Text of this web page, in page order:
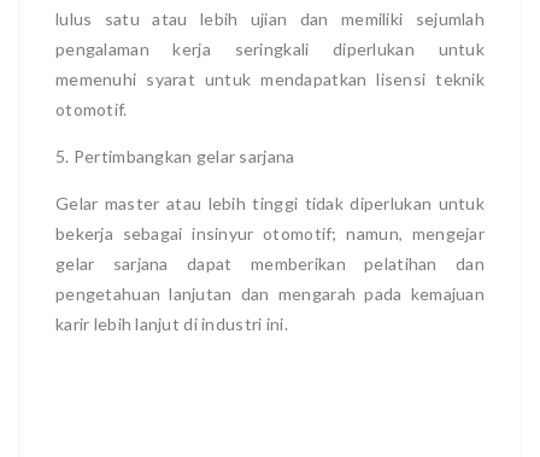
lulus satu atau lebih ujian dan memiliki sejumlah
pengalaman kerja seringkali diperlukan untuk
memenuhi syarat untuk mendapatkan lisensi teknik
otomotif.
5. Pertimbangkan gelar sarjana
Gelar master atau lebih tinggi tidak diperlukan untuk
bekerja sebagai insinyur otomotif; namun, mengejar
gelar sarjana dapat memberikan pelatihan dan
pengetahuan lanjutan dan mengarah pada kemajuan
karir lebih lanjut di industri ini.